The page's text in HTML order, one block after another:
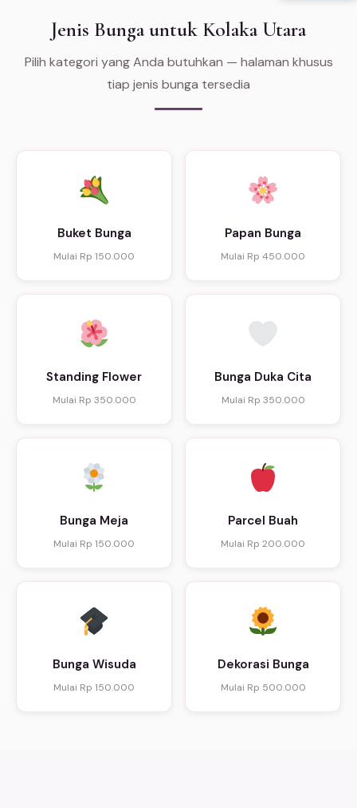
Jenis Bunga untuk Kolaka Utara
Pilih kategori yang Anda butuhkan — halaman khusus
tiap jenis bunga tersedia
Buket Bunga
Mulai Rp 150.000
Papan Bunga
Mulai Rp 450.000
Standing Flower
Mulai Rp 350.000
Bunga Duka Cita
Mulai Rp 350.000
Bunga Meja
Mulai Rp 150.000
Parcel Buah
Mulai Rp 200.000
Bunga Wisuda
Mulai Rp 150.000
Dekorasi Bunga
Mulai Rp 500.000